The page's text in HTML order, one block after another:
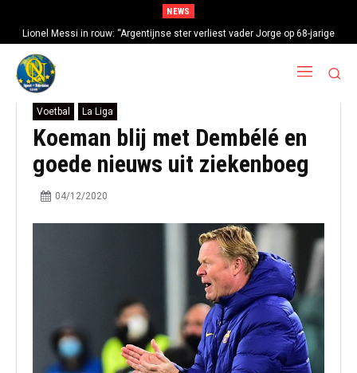
NEWS
Lionel Messi in rouw: “Argentijnse ster verliest vader Jorge op 68-jarige
leeftijd na gezondheidsproblemen”
Voetbal La Liga
Koeman blij met Dembélé en
goede nieuws uit ziekenboeg
04/12/2020